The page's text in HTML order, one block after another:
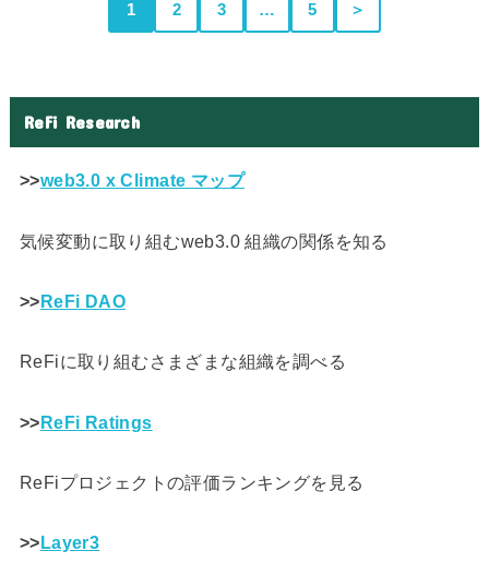
1 2 3 … 5 ＞
ReFi Research
>>web3.0 x Climate マップ
気候変動に取り組むweb3.0 組織の関係を知る
>>ReFi DAO
ReFiに取り組むさまざまな組織を調べる
>>ReFi Ratings
ReFiプロジェクトの評価ランキングを見る
>> Layer3